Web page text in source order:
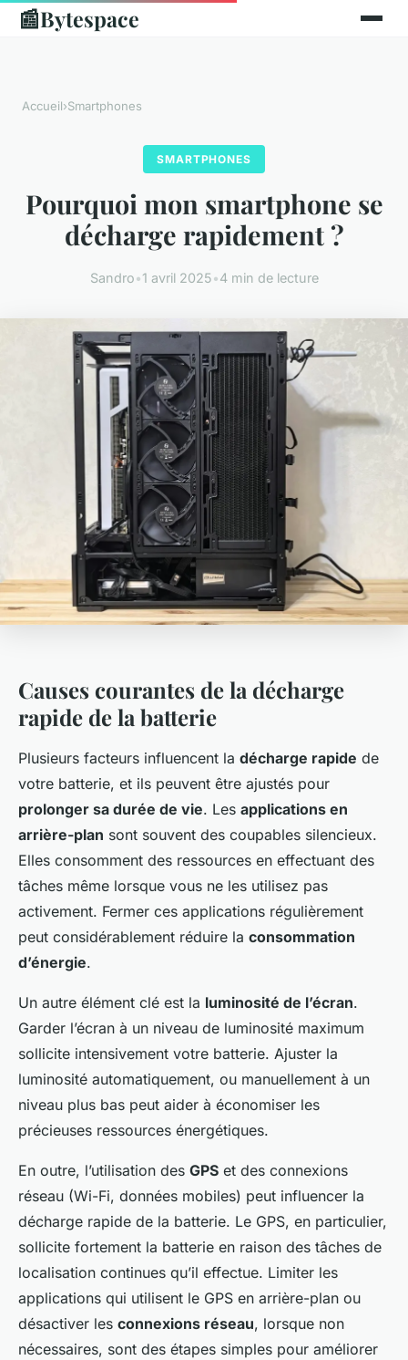
📰Bytespace
Accueil›Smartphones
SMARTPHONES
Pourquoi mon smartphone se
décharge rapidement ?
Sandro•1 avril 2025•4 min de lecture
Causes courantes de la décharge
rapide de la batterie
Plusieurs facteurs influencent la décharge rapide de
votre batterie, et ils peuvent être ajustés pour
prolonger sa durée de vie. Les applications en
arrière-plan sont souvent des coupables silencieux.
Elles consomment des ressources en effectuant des
tâches même lorsque vous ne les utilisez pas
activement. Fermer ces applications régulièrement
peut considérablement réduire la consommation
d’énergie.
Un autre élément clé est la luminosité de l’écran.
Garder l’écran à un niveau de luminosité maximum
sollicite intensivement votre batterie. Ajuster la
luminosité automatiquement, ou manuellement à un
niveau plus bas peut aider à économiser les
précieuses ressources énergétiques.
En outre, l’utilisation des GPS et des connexions
réseau (Wi-Fi, données mobiles) peut influencer la
décharge rapide de la batterie. Le GPS, en particulier,
sollicite fortement la batterie en raison des tâches de
localisation continues qu’il effectue. Limiter les
applications qui utilisent le GPS en arrière-plan ou
désactiver les connexions réseau, lorsque non
nécessaires, sont des étapes simples pour améliorer